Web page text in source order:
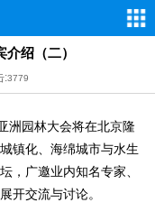
绍（二）
:3779
园林大会将在北京隆
镇化、海绵城市与水生
，广邀业内知名专家、
开交流与讨论。